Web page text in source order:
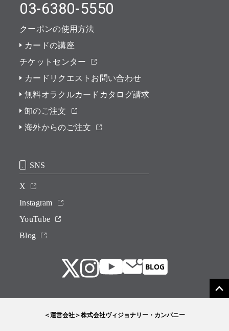
03-6380-5550
クーポンの使用方法
カードの講座
チケットセンター
カードリクエストお問い合わせ
無料オラクルカードカタログ請求
卸のご注文
海外からのご注文
SNS
X
Instagram
YouTube
Blog
＜運営会社＞株式会社ヴィジョナリー・カンパニー